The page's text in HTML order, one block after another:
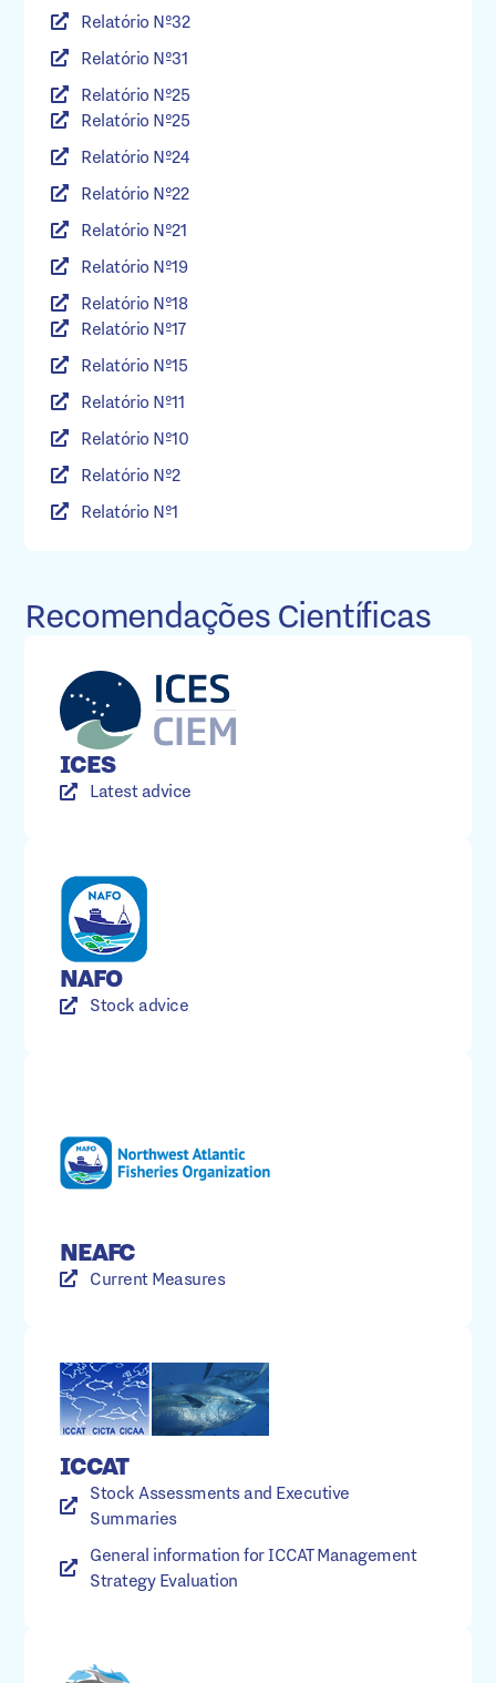
Relatório Nº32
Relatório Nº31
Relatório Nº25
Relatório Nº25
Relatório Nº24
Relatório Nº22
Relatório Nº21
Relatório Nº19
Relatório Nº18
Relatório Nº17
Relatório Nº15
Relatório Nº11
Relatório Nº10
Relatório Nº2
Relatório Nº1
Recomendações Científicas
ICES
Latest advice
NAFO
Stock advice
NEAFC
Current Measures
ICCAT
Stock Assessments and Executive
Summaries
General information for ICCAT Management
Strategy Evaluation